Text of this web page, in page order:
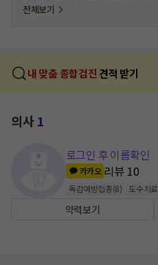
전체보기
내 맞춤 종합검진 견적 받기
의사1
로그인 후 이름확인
카카오 리뷰 10
독감예방접종(8) 도수치료
약력보기